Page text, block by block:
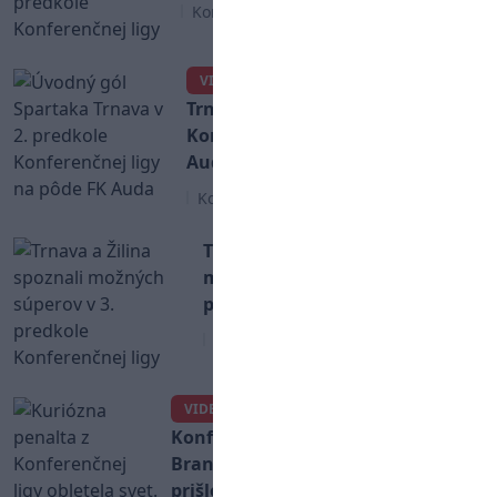
Konferenčná liga
VIDEO
Trnava v 2. predkole
Konferenčnej ligy na pôde FK
Auda
Konferenčná liga
Trnava a Žilina spoznali
možných súperov v 3.
predkole Konferenčnej ligy
VIDEO
Konferenčnej ligy obletela svet.
Brankár sa už radoval a potom to
prišlo